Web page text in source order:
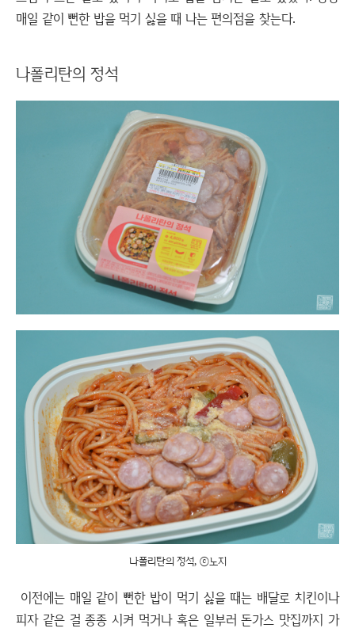
매일 같이 뻔한 밥을 먹기 싫을 때 나는 편의점을 찾는다.
나폴리탄의 정석
나폴리탄의 정석, ⓒ노지
이전에는 매일 같이 뻔한 밥이 먹기 싫을 때는 배달로 치킨이나
피자 같은 걸 종종 시켜 먹거나 혹은 일부러 돈가스 맛집까지 가